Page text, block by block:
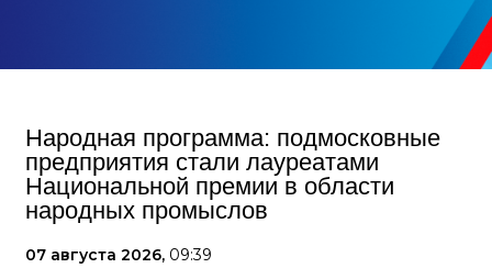
Народная программа: подмосковные
предприятия стали лауреатами
Национальной премии в области
народных промыслов
07 августа 2026, 09:39